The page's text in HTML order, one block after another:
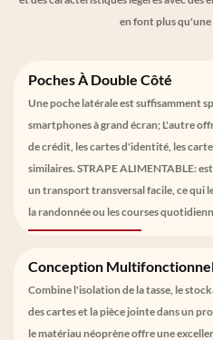
en font plus qu'une
Poches À Double Côté
Une poche latérale est suffisamment
smartphones à grand écran; L'autre
de crédit, les cartes d'identité, les
similaires. STRAPE ALIMENTABLE:
un transport transversal facile, ce qui
la randonnée ou les courses
Conception
Combine l'isolation de la tasse, le
des cartes et la pièce jointe dans un
le matériau néoprène offre une